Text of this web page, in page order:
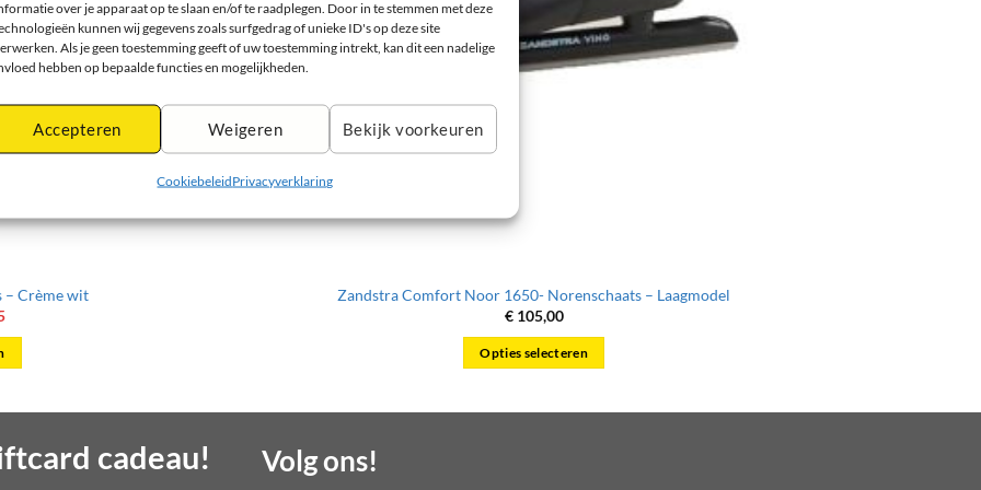
over je apparaat op te slaan en/of te raadplegen. Door in te stemmen met deze
kunnen wij gegevens zoals surfgedrag of unieke ID's op deze site
Als je geen toestemming geeft of uw toestemming intrekt, kan dit een nadelige
hebben op bepaalde functies en mogelijkheden.
Accepteren Weigeren Bekijk voorkeuren
CookiebeleidPrivacyverklaring
– Crème wit
Huidige
€ 21,55.
Zandstra Comfort Noor 1650- Norenschaats – Laagmodel
€105,00
Opties selecteren
cadeau! Volg ons!